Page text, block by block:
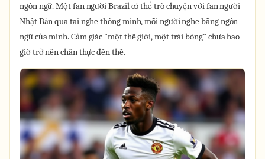
ngôn ngữ. Một fan người Brazil có thể trò chuyện với fan người
Nhật Bản qua tai nghe thông minh, mỗi người nghe bằng ngôn
ngữ của mình. Cảm giác "một thế giới, một trái bóng" chưa bao
giờ trở nên chân thực đến thế.